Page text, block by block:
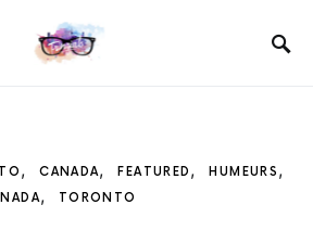
CANADA FEATURED
HUMEURS
TORONTO